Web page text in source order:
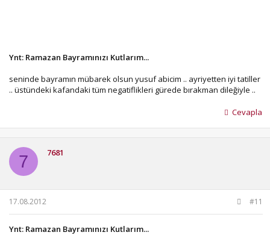
Ynt: Ramazan Bayramınızı Kutlarım...
seninde bayramın mübarek olsun yusuf abicim .. ayriyetten iyi tatiller
.. üstündeki kafandaki tüm negatiflikleri gürede bırakman dileğiyle ..
Cevapla
7 7681
17.08.2012 #11
Ynt: Ramazan Bayramınızı Kutlarım...